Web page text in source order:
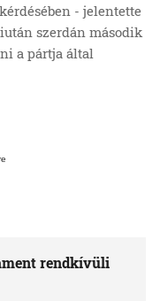
- jelentette
szerdán második
a pártja által
rendkívüli